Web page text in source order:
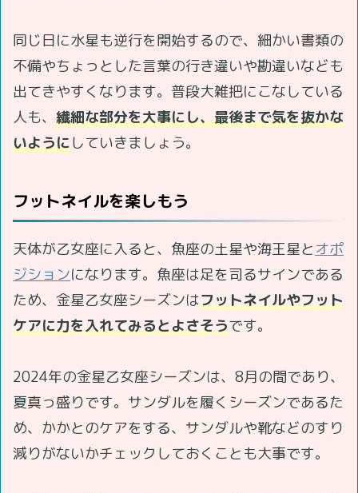
同じ日に水星も逆行を開始するので、細かい書類の
不備やちょっとした言葉の行き違いや勘違いなども
出てきやすくなります。普段大雑把にこなしている
人も、 繊細な部分を大事にし、最後まで気を抜かな
いようにしていきましょう。
フットネイルを楽しもう
天体が乙女座に入ると、魚座の土星や海王星と オポ
ジションになります。魚座は足を司るサインである
ため、金星乙女座シーズンはフットネイルやフット
ケアに力を入れてみるとよさそうです。
2024年の金星乙女座シーズンは、8月の間であり、
夏真っ盛りです。サンダルを履くシーズンであるた
め、かかとのケアをする、サンダルや靴などのすり
減りがないかチェックしておくことも大事です。